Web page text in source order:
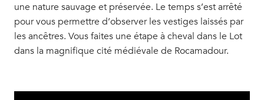
une nature sauvage et préservée. Le temps s’est arrêté
pour vous permettre d’observer les vestiges laissés par
les ancêtres. Vous faites une étape à cheval dans le Lot
dans la magnifique cité médiévale de Rocamadour.